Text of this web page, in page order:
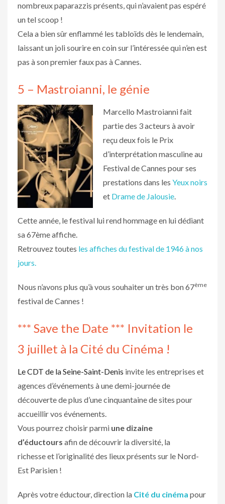
nombreux paparazzis présents, qui n’avaient pas espéré
un tel scoop !
Cela a bien sûr enflammé les tabloïds dès le lendemain,
laissant un joli sourire en coin sur l’intéressée qui n’en est
pas à son premier faux pas à Cannes.
5 – Mastroianni, le génie
Marcello Mastroianni fait
partie des 3 acteurs à avoir
reçu deux fois le Prix
d’interprétation masculine au
Festival de Cannes pour ses
prestations dans les Yeux noirs
et Drame de Jalousie.
Cette année, le festival lui rend hommage en lui dédiant
sa 67ème affiche.
Retrouvez toutes les affiches du festival de 1946 à nos
jours.
Nous n’avons plus qu’à vous souhaiter un très bon 67ème
festival de Cannes !
*** Save the Date *** Invitation le
3 juillet à la Cité du Cinéma !
Le CDT de la Seine-Saint-Denis invite les entreprises et
agences d’événements à une demi-journée de
découverte de plus d’une cinquantaine de sites pour
accueillir vos événements.
Vous pourrez choisir parmi une dizaine
d’éductours afin de découvrir la diversité, la
richesse et l’originalité des lieux présents sur le Nord-
Est Parisien !
Après votre éductour, direction la Cité du cinéma pour